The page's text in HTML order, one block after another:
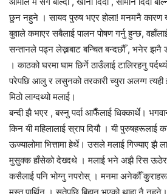
छुन नहुने । सायद पुरुष भएर होला! मनमनै कारण
बुवाले कमाएर सबैलाई पालन पोषण गर्नु हुन्छ,
सन्तानले पढ्न लेख्नबाट बन्चित बन्दछौँ , भनेर झनै
। काठको घरमा घाम छिर्ने ठाउँलाई टालिरहनु
परेपछि आलु र लसुनको तरकारी च्युरा अलग्ग त्यही
मिठो लाग्दथ्यो मलाई।
बन्दी झै भएर , बस्नु पर्दा आफैँलाई धिक्कार्थे।
किन यी महिलालाई स्राप दियौ । यी पुरुषहरूलाई
ऊज्यालोमा भित्तामा हेर्थे। उसले मलाई गिज्याए झै
मुसुक्क हाँसेको देख्दथे । मलाई भने अझै रिस
कसैलाई पनि भोग्नु नपरोस् । मनमा अनेकौँ